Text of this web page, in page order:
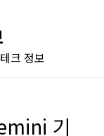
크 정보
기